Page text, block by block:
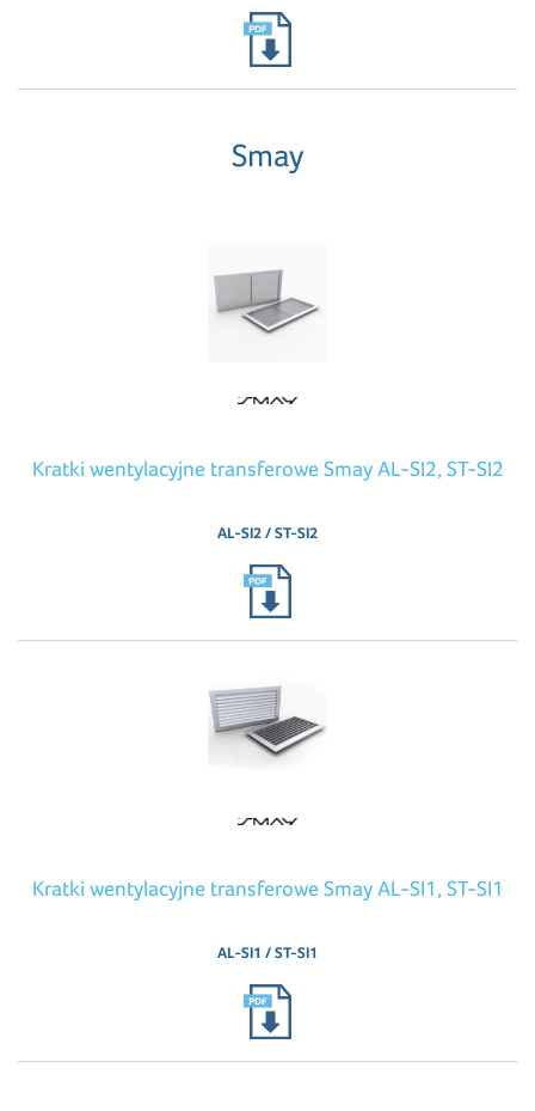
Smay
Kratki wentylacyjne transferowe Smay AL-SI2, ST-SI2
AL-SI2 / ST-SI2
Kratki wentylacyjne transferowe Smay AL-SI1, ST-SI1
AL-SI1 / ST-SI1